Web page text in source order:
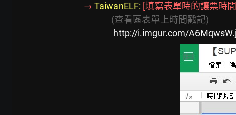
→ TaiwanELF: [填寫表單時的讓票時
(查看區表單上時間戳記)
http://i.imgur.com/